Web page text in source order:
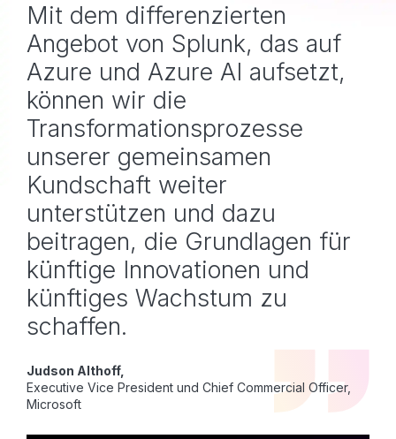
Mit dem differenzierten
Angebot von Splunk, das auf
Azure und Azure AI aufsetzt,
können wir die
Transformationsprozesse
unserer gemeinsamen
Kundschaft weiter
unterstützen und dazu
beitragen, die Grundlagen für
künftige Innovationen und
künftiges Wachstum zu
schaffen.
Judson Althoff,
Executive Vice President und Chief Commercial Officer,
Microsoft